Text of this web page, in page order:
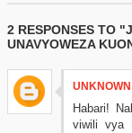
2 RESPONSES TO
UNAVYOWEZA
UNKNOWN
Habari!
viwili vya